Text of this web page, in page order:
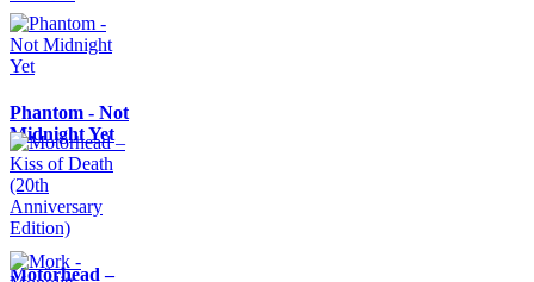
Phantom - Not
Midnight Yet
Motörhead –